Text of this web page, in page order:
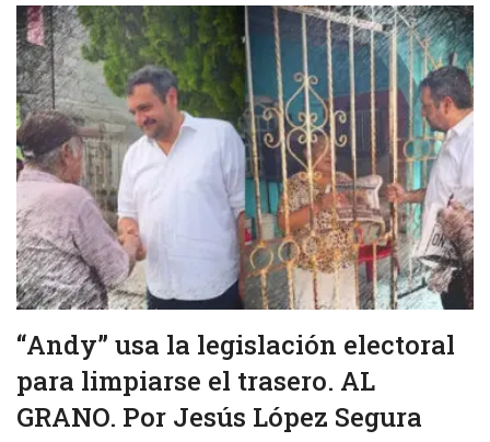
“Andy” usa la legislación electoral
para limpiarse el trasero. AL
GRANO. Por Jesús López Segura